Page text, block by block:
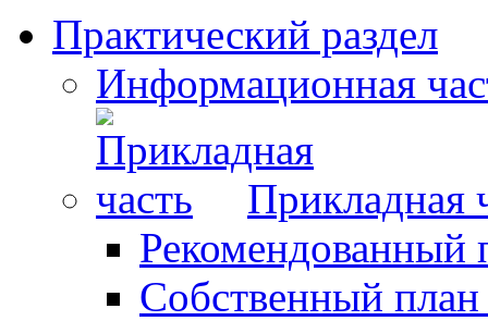
Практический раздел
Информационная
Прикладная
Рекомендованный
Собственный